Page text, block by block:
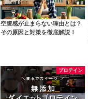
空腹感が止まらない理由とは？
その原因と対策を徹底解説！
プロテイン